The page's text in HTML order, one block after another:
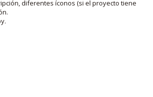
diferentes íconos (si el proyecto tiene